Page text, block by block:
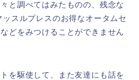
と調べてはみたものの、残念な
スルプレスのお得なオータムセ
どをみつけることができません
を駆使して、また友達にも話を